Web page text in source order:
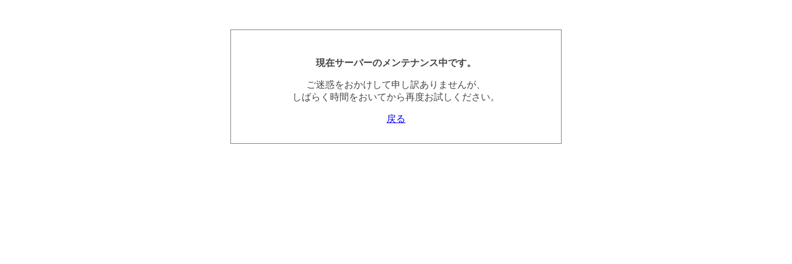
現在サーバーのメンテナンス中です。
ご迷惑をおかけして申し訳ありませんが、
しばらく時間をおいてから再度お試しください。
戻る